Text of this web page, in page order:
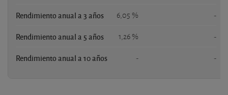
Rendimiento anual a 3 años 6,05 % -
Rendimiento anual a 5 años 1,26 % -
Rendimiento anual a 10 años - -